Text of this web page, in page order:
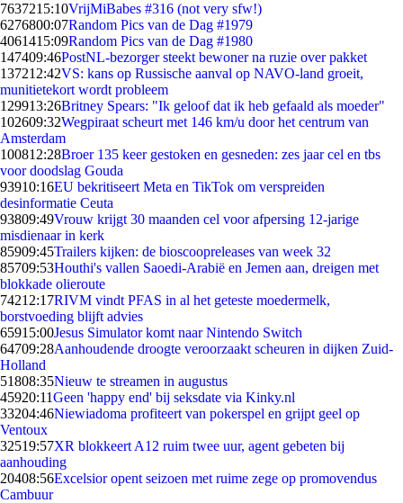
7637215:10VrijMiBabes #316 (not very sfw!)
6276800:07Random Pics van de Dag #1979
4061415:09Random Pics van de Dag #1980
147409:46PostNL-bezorger steekt bewoner na ruzie over pakket
137212:42VS: kans op Russische aanval op NAVO-land groeit,
munitietekort wordt probleem
129913:26Britney Spears: "Ik geloof dat ik heb gefaald als moeder"
102609:32Wegpiraat scheurt met 146 km/u door het centrum van
Amsterdam
100812:28Broer 135 keer gestoken en gesneden: zes jaar cel en tbs
voor doodslag Gouda
93910:16EU bekritiseert Meta en TikTok om verspreiden
desinformatie Ceuta
93809:49Vrouw krijgt 30 maanden cel voor afpersing 12-jarige
misdienaar in kerk
85909:45Trailers kijken: de bioscoopreleases van week 32
85709:53Houthi's vallen Saoedi-Arabië en Jemen aan, dreigen met
blokkade olieroute
74212:17RIVM vindt PFAS in al het geteste moedermelk,
borstvoeding blijft advies
65915:00Jesus Simulator komt naar Nintendo Switch
64709:28Aanhoudende droogte veroorzaakt scheuren in dijken Zuid-
Holland
51808:35Nieuw te streamen in augustus
45920:11Geen 'happy end' bij seksdate via Kinky.nl
33204:46Niewiadoma profiteert van pokerspel en grijpt geel op
Ventoux
32519:57XR blokkeert A12 ruim twee uur, agent gebeten bij
aanhouding
20408:56Excelsior opent seizoen met ruime zege op promovendus
Cambuur